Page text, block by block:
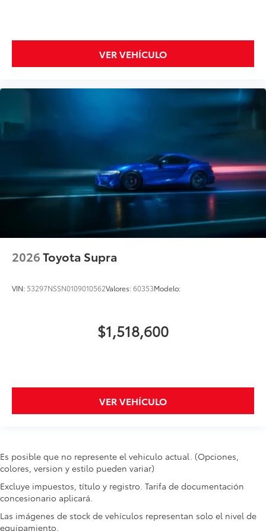
VER VEHÍCULO
2026Toyota Supra
VIN: 53297NSSN0109010562Valores:60353Modelo:
$1,518,600
VER VEHÍCULO
Es posible que no represente el vehiculo actual. (Opciones,
colores, version y estilo pueden variar)
Excluye impuestos, título y registro. Tarifa de documentación
concesionario aplicará.
Las imágenes de stock de vehículos representan solo el nivel de
equipamiento.